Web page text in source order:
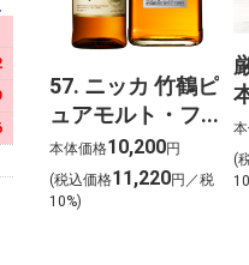
57. ニッカ 竹鶴ピ
ュアモルト・フ
ロムザバレル ウ
イスキー2本セッ
ト【北海道ご予
本体価格10,200円
(税込価格11,220円／税
10%)
(